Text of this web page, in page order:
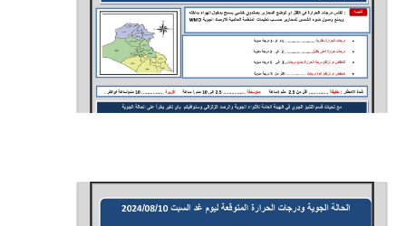
المرحلة الاعدادية
ملازم دراسية
المرحلة الابتدائية
المرحلة الاعدادية